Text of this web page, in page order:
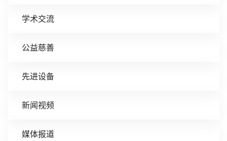
学术交流
公益慈善
先进设备
新闻视频
媒体报道